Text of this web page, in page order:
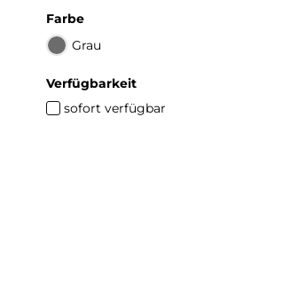
Farbe
Grau
Verfügbarkeit
sofort verfügbar